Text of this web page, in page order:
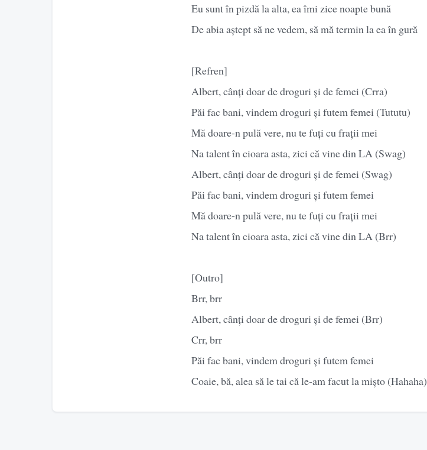
Eu sunt în pizdă la alta, ea îmi zice noapte bună
De abia aștept să ne vedem, să mă termin la ea în gură
[Refren]
Albert, cânți doar de droguri și de femei (Crra)
Păi fac bani, vindem droguri și futem femei (Tututu)
Mă doare-n pulă vere, nu te fuți cu frații mei
Na talent în cioara asta, zici că vine din LA (Swag)
Albert, cânți doar de droguri și de femei (Swag)
Păi fac bani, vindem droguri și futem femei
Mă doare-n pulă vere, nu te fuți cu frații mei
Na talent în cioara asta, zici că vine din LA (Brr)
[Outro]
Brr, brr
Albert, cânți doar de droguri și de femei (Brr)
Crr, brr
Păi fac bani, vindem droguri și futem femei
Coaie, bă, alea să le tai că le-am facut la mișto (Hahaha)